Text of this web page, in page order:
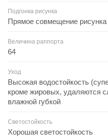
Подгонка рисунка
Прямое совмещение рисунка
Величина раппорта
64
Уход
Высокая водостойкость
кроме жировых, удаляются
влажной губкой
Светостойкость
Хорошая светостойкость